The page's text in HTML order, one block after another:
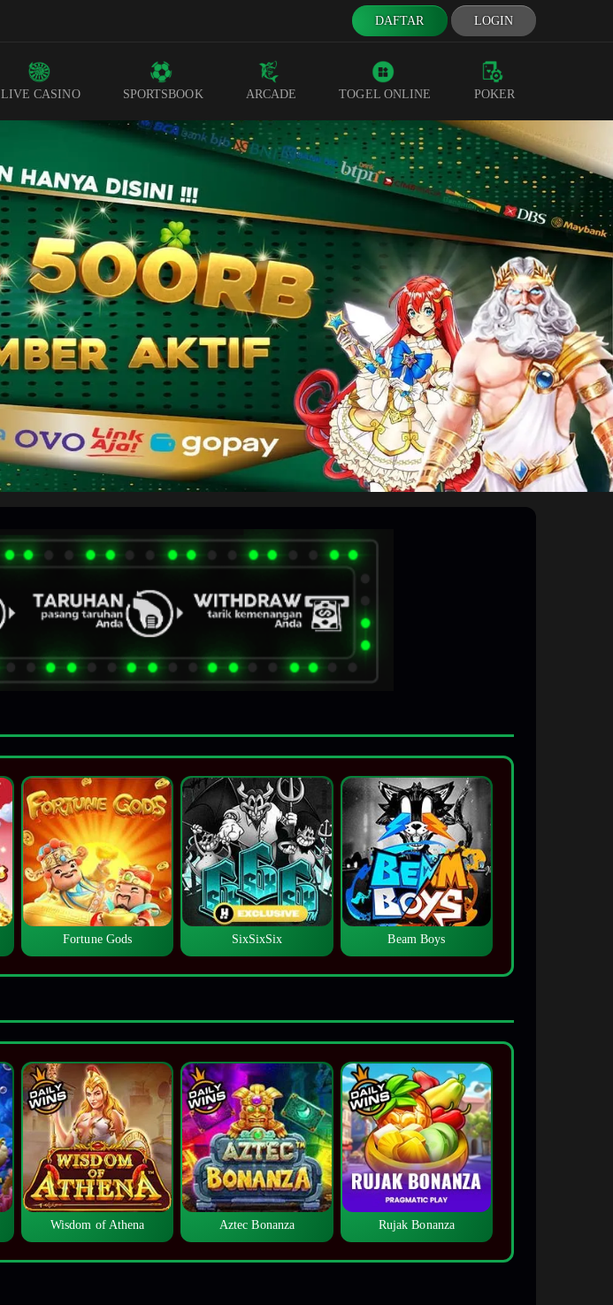
DAFTAR LOGIN
LIVE CASINO SPORTSBOOK ARCADE TOGEL ONLINE POKER
Fortune Gods SixSixSix Beam Boys
Wisdom of Athena Aztec Bonanza Rujak Bonanza